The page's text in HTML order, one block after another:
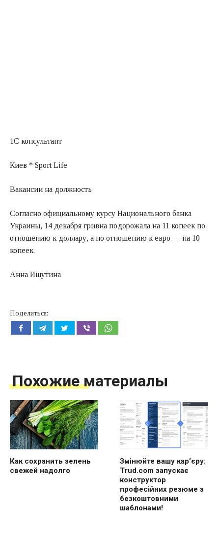
1С консультант
Киев * Sport Life
Вакансии на должность
Согласно официальному курсу Национального банка
Украины, 14 декабря гривна подорожала на 11 копеек по
отношению к доллару, а по отношению к евро — на 10
копеек.
Анна Ишутина
Поделиться:
Похожие материалы
Как сохранить зелень
свежей надолго
Змінюйте вашу кар’єру:
Trud.com запускає
конструктор
професійних резюме з
безкоштовними
шаблонами!